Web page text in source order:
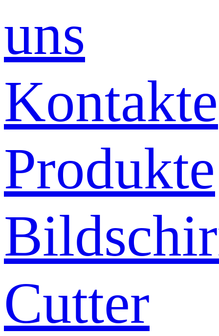
uns
Kontakte
Produkte
Cutter